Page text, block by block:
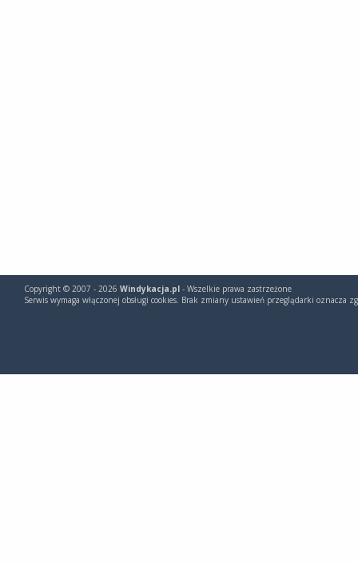
Copyright © 2007 - 2026 Windykacja.pl - Wszelkie prawa zastrzeżone
Serwis wymaga włączonej obsługi cookies. Brak zmiany ustawień przeglądarki oznacza